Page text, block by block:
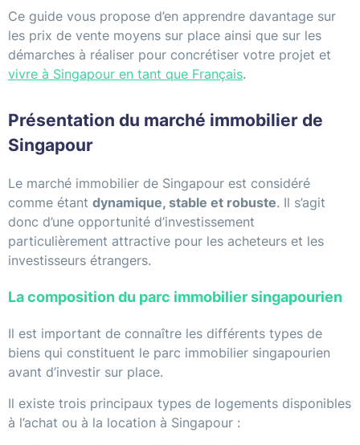
Ce guide vous propose d’en apprendre davantage sur
les prix de vente moyens sur place ainsi que sur les
démarches à réaliser pour concrétiser votre projet et
vivre à Singapour en tant que Français.
Présentation du marché immobilier de
Singapour
Le marché immobilier de Singapour est considéré
comme étant dynamique, stable et robuste. Il s’agit
donc d’une opportunité d’investissement
particulièrement attractive pour les acheteurs et les
investisseurs étrangers.
La composition du parc immobilier singapourien
Il est important de connaître les différents types de
biens qui constituent le parc immobilier singapourien
avant d’investir sur place.
Il existe trois principaux types de logements disponibles
à l’achat ou à la location à Singapour :